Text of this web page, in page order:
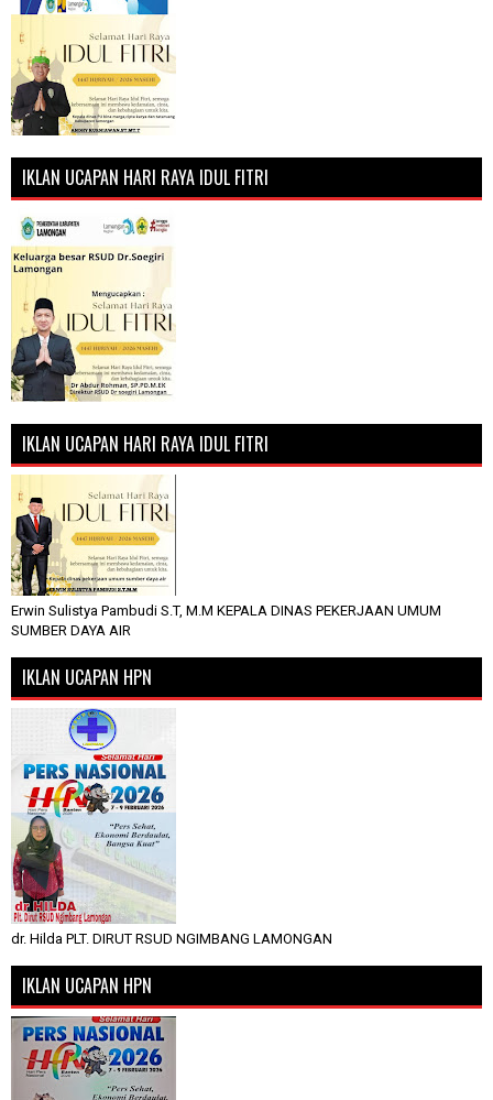
IKLAN UCAPAN HARI RAYA IDUL FITRI
IKLAN UCAPAN HARI RAYA IDUL FITRI
Erwin Sulistya Pambudi S.T, M.M KEPALA DINAS PEKERJAAN UMUM
SUMBER DAYA AIR
IKLAN UCAPAN HPN
dr. Hilda PLT. DIRUT RSUD NGIMBANG LAMONGAN
IKLAN UCAPAN HPN